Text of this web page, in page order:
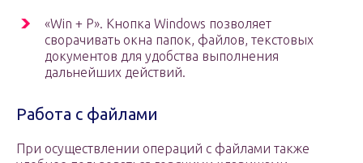
«Win + P». Кнопка Windows позволяет
сворачивать окна папок, файлов, текстовых
документов для удобства выполнения
дальнейших действий.
Работа с файлами
При осуществлении операций с файлами также